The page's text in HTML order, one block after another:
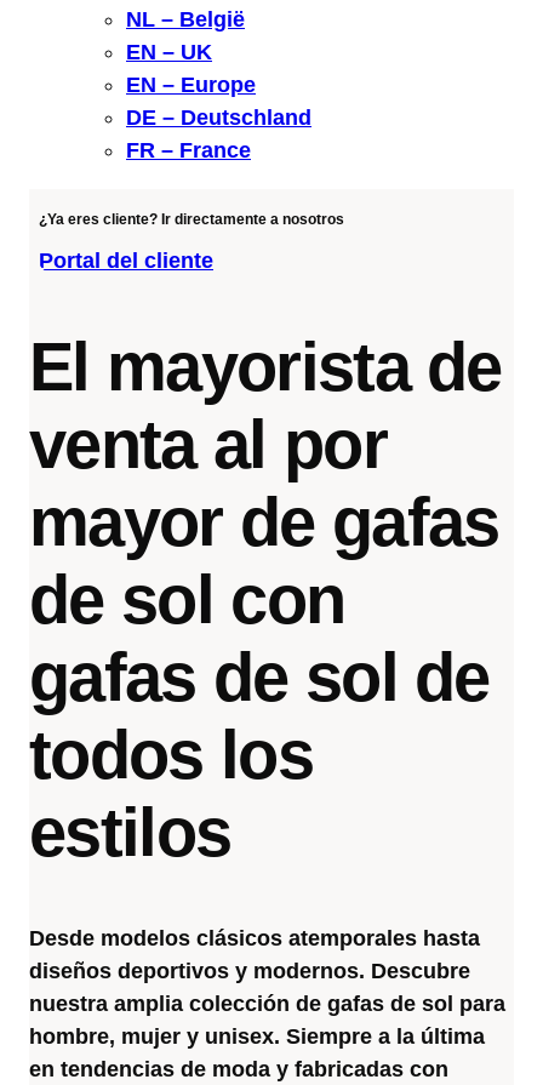
NL – België
EN – UK
EN – Europe
DE – Deutschland
FR – France
¿Ya eres cliente? Ir directamente a nosotros
Portal del cliente
El mayorista de
venta al por
mayor de gafas
de sol con
gafas de sol de
todos los
estilos
Desde modelos clásicos atemporales hasta
diseños deportivos y modernos. Descubre
nuestra amplia colección de gafas de sol para
hombre, mujer y unisex. Siempre a la última
en tendencias de moda y fabricadas con